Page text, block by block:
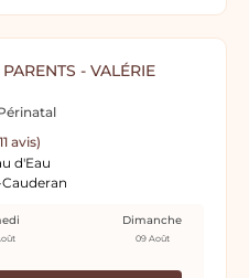
- VALÉRIE
avis)
d'Eau
Dimanche
09 Août